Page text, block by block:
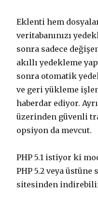
Eklenti hem
veritabanınızı
sonra sadece
akıllı yedekleme
sonra otomatik
ve geri yükleme
haberdar ediyor.
üzerinden güvenli
opsiyon da mevcut.
PHP 5.1 istiyor ki
PHP 5.2 veya
sitesinden